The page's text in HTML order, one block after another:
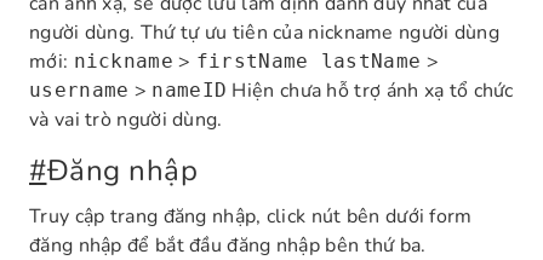
người dùng. Thứ tự ưu tiên của nickname người dùng
mới: nickname > firstName lastName >
username > nameID Hiện chưa hỗ trợ ánh xạ tổ chức
và vai trò người dùng.
#Đăng nhập
Truy cập trang đăng nhập, click nút bên dưới form
đăng nhập để bắt đầu đăng nhập bên thứ ba.